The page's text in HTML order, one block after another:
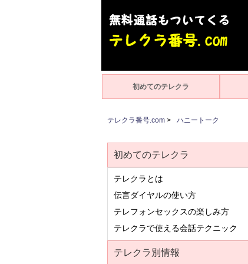
初めてのテレクラ
テレクラ番号.com > ハニートーク
初めてのテレクラ
テレクラとは
伝言ダイヤルの使い方
テレフォンセックスの楽しみ方
テレクラで使える会話テクニック
テレクラ別情報